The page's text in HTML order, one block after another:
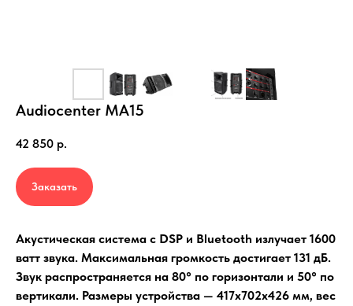
Audiocenter MA15
42 850 р.
Заказать
Акустическая система с DSP и Bluetooth излучает 1600
ватт звука. Максимальная громкость достигает 131 дБ.
Звук распространяется на 80° по горизонтали и 50° по
вертикали. Размеры устройства — 417x702x426 мм, вес